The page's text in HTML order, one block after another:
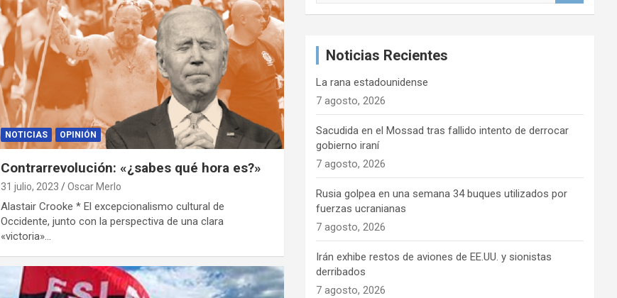
NOTICIAS OPINIÓN
Contrarrevolución: «¿sabes qué hora es?»
31 julio, 2023 Oscar Merlo
Alastair Crooke * El excepcionalismo cultural de
Occidente, junto con la perspectiva de una clara
«victoria»…
Noticias Recientes
La rana estadounidense
7 agosto, 2026
Sacudida en el Mossad tras fallido intento de derrocar
gobierno iraní
7 agosto, 2026
Rusia golpea en una semana 34 buques utilizados por
fuerzas ucranianas
7 agosto, 2026
Irán exhibe restos de aviones de EE.UU. y sionistas
derribados
7 agosto, 2026